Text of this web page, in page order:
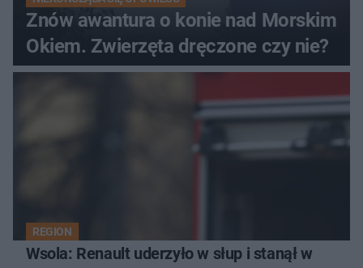
Znów awantura o konie nad Morskim
Okiem. Zwierzęta dręczone czy nie?
REGION
Wsola: Renault uderzyło w słup i stanął w